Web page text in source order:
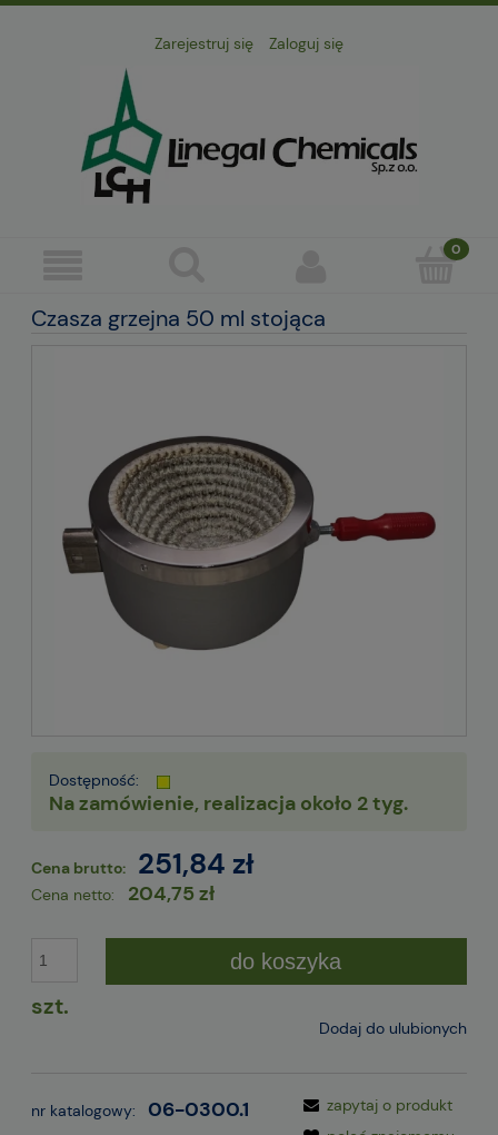
Zarejestruj się Zaloguj się
Czasza grzejna 50 ml stojąca
Dostępność:
Na zamówienie, realizacja około 2 tyg.
Cena brutto: 251,84 zł
Cena netto: 204,75 zł
szt.
do koszyka
Dodaj do ulubionych
nr katalogowy: 06-0300.1
zapytaj o produkt